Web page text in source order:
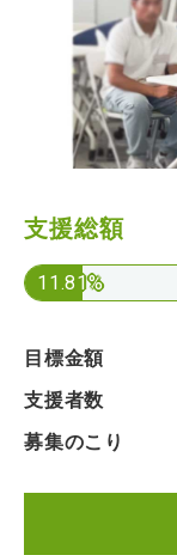
支援総額
11.81%
目標金額
支援者数
募集のこり